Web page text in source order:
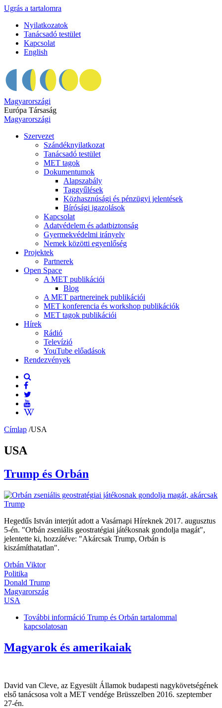
Ugrás a tartalomra
Nyilatkozatok
Tanácsadó testület
Kapcsolat
English
Magyarországi
Európa Társaság
Magyarországi
Szervezet
Szándéknyilatkozat
Tanácsadó testület
MET tagok
Dokumentumok
Alapszabály
Taggyűlések
Közhasznúsági és pénzügyi jelentések
Bírósági igazolások
Kapcsolat
Adatvédelem és adatbiztonság
Gyermekvédelmi irányelv
Nemek közötti egyenlőség
Projektek
Partnerek
Open Space
A MET publikációi
Blog
A MET partnereinek publikációi
MET konferencia és workshop publikációk
MET tagok publikációi
Hírek
Rádió
Televízió
YouTube előadások
Rendezvények
Címlap /USA
USA
Trump és Orbán
Hegedűs István interjút adott a Vasárnapi Híreknek 2017. augusztus
5-én. "Orbán zseniális geostratégiai játékosnak gondolja magát",
jelentette ki, hozzátéve: "Akárcsak Trump, Orbán is
kiszámíthatatlan".
Orbán Viktor
Politika
Donald Trump
Magyarország
USA
További információ Trump és Orbán tartalommal
kapcsolatosan
Magyarok és amerikaiak
David van Cleve, az Egyesült Államok budapesti nagykövetségének
első tanácsosa volt a MET vendége Brüsszelben 2016. szeptember
27-én.